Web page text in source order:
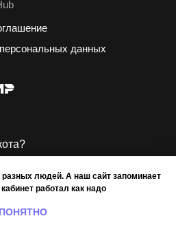
данных
разных людей. А наш сайт запоминает
работал как надо
ПОНЯТНО